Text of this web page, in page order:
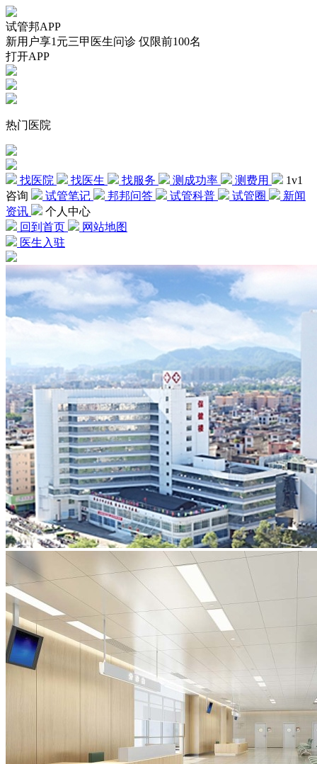
试管邦APP
新用户享1元三甲医生问诊 仅限前100名
打开APP
热门医院
找医院 找医生 找服务 测成功率 测费用
1v1
咨询
试管笔记 邦邦问答 试管科普 试管圈
新闻
资讯
个人中心
回到首页
网站地图
医生入驻